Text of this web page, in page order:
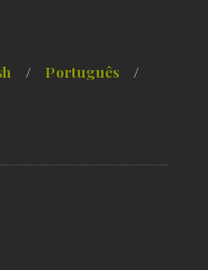
/ Português /